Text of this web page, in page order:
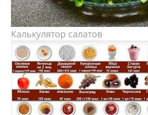
Калькулятор салатов